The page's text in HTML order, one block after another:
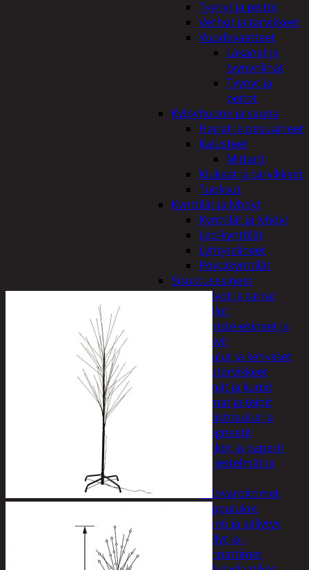
Tyynyt ja peitot
Verhot ja tarvikkeet
Vuodevaatteet
Lakanat ja
tyynynlinat
Tyynyt ja
peitot
Kylpyhuone ja sauna
Harjat ja pesuaineet
Kalusteet
Mittarit
Kiukaat ja tarvikkeet
Tuoksut
Kynttilät ja lyhdyt
Kynttilät ja lyhdyt
Led-kynttilät
Lyhtytelineet
Pöytäkynttilät
Sisustusesineet
Kalvot ja tarrat
Kellot
Koriste-esineet ja
kasvit
Taulut ja kehykset
Toimistotarvikkeet
Kynät ja kumit
Liimat ja teipit
Muistitaulut ja
magneetit
Vihkot ja paperit
Turvajärjestelmät ja
Palovaroittimet
Riippulukot
Varastointi ja säilytys
Hyllyt ja -
kannattimet